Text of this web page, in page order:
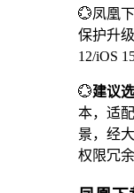
💮凤凰
保护升
12/iOS
💮建议
本，适
景，经
权限冗